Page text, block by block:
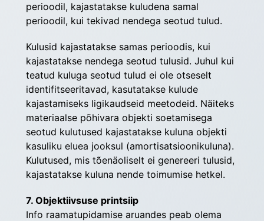
perioodil, kajastatakse kuludena samal
perioodil, kui tekivad nendega seotud tulud.
Kulusid kajastatakse samas perioodis, kui
kajastatakse nendega seotud tulusid. Juhul kui
teatud kuluga seotud tulud ei ole otseselt
identifitseeritavad, kasutatakse kulude
kajastamiseks ligikaudseid meetodeid. Näiteks
materiaalse põhivara objekti soetamisega
seotud kulutused kajastatakse kuluna objekti
kasuliku eluea jooksul (amortisatsioonikuluna).
Kulutused, mis tõenäoliselt ei genereeri tulusid,
kajastatakse kuluna nende toimumise hetkel.
7. Objektiivsuse printsiip
Info raamatupidamise aruandes peab olema